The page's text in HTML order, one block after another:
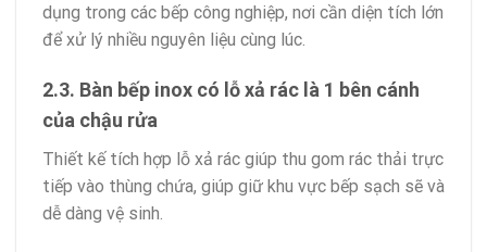
dụng trong các bếp công nghiệp, nơi cần diện tích lớn
để xử lý nhiều nguyên liệu cùng lúc.
2.3. Bàn bếp inox có lỗ xả rác là 1 bên cánh
của chậu rửa
Thiết kế tích hợp lỗ xả rác giúp thu gom rác thải trực
tiếp vào thùng chứa, giúp giữ khu vực bếp sạch sẽ và
dễ dàng vệ sinh.